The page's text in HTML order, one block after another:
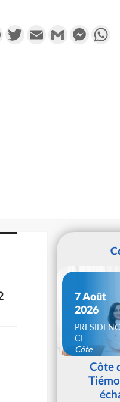
FacebookTwitterEmail Gmail
7 Août
2026
CI
Côte
d'IvoireCôte